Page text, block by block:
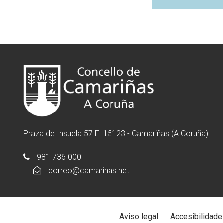
Praza de Insuela 57 E. 15123 - Camariñas (A Coruña)
981 736 000
correo@camarinas.net
Aviso legal Accesibilidade